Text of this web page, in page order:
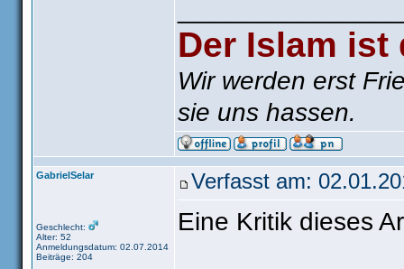
Der Islam ist
Wir werden erst
sie uns hassen.
GabrielSelar
Geschlecht:
Alter: 52
Anmeldungsdatum: 02.07.2014
Beiträge: 204
Verfasst am:
Eine Kritik dieses